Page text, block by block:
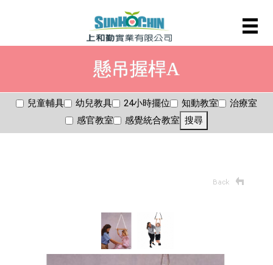
懸吊握桿A
兒童輔具 幼兒教具 24小時擺位 知動教室
治療室
感官教室
感覺統合教室 搜尋